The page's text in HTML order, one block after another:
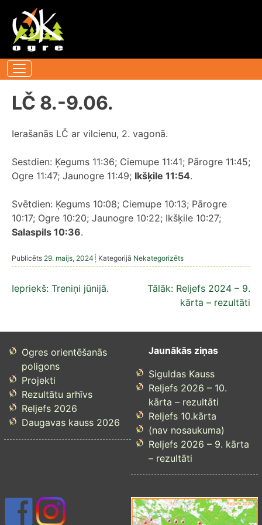
saturu
LČ 8.-9.06.
Ierašanās LČ ar vilcienu, 2. vagonā.
Sestdien: Ķegums 11:36; Ciemupe 11:41; Pārogre 11:45;
Ogre 11:47; Jaunogre 11:49; Ikšķile 11:54.
Svētdien: Ķegums 10:08; Ciemupe 10:13; Pārogre
10:17; Ogre 10:20; Jaunogre 10:22; Ikšķile 10:27;
Salaspils 10:36.
Publicēts 29. maijs, 2024 Kategorijā Nekategorizēts
Ziņu
Iepriekš: Treniņi jūnijā. Tālāk: Reljefs 2024 – 9.
kārta – rezultāti
Ogres orientēšanās
poligons
Projekti
Rezultātu arhīvs
Reljefs 2026
Daugavas kauss 2026
Jaunākās ziņas
Siguldas Kauss
Reljefs 2026 – 10.
kārta – rezultāti
Reljefs 10.kārta
(nav nosaukuma)
Reljefs 2026 – 9. kārta
– rezultāti